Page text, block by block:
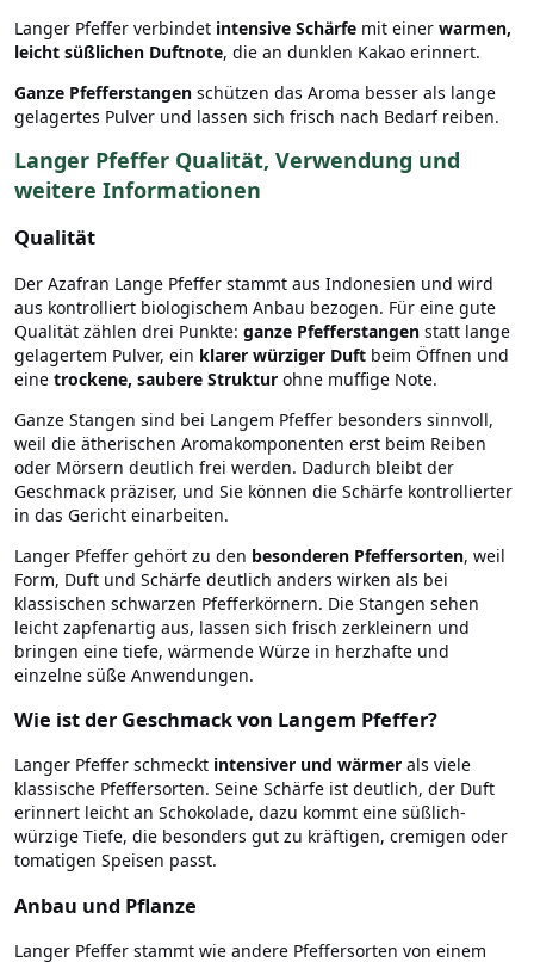
Langer Pfeffer verbindet intensive Schärfe mit einer warmen,
leicht süßlichen Duftnote, die an dunklen Kakao erinnert.
Ganze Pfefferstangen schützen das Aroma besser als lange
gelagertes Pulver und lassen sich frisch nach Bedarf reiben.
Langer Pfeffer Qualität, Verwendung und
weitere Informationen
Qualität
Der Azafran Lange Pfeffer stammt aus Indonesien und wird
aus kontrolliert biologischem Anbau bezogen. Für eine gute
Qualität zählen drei Punkte: ganze Pfefferstangen statt lange
gelagertem Pulver, ein klarer würziger Duft beim Öffnen und
eine trockene, saubere Struktur ohne muffige Note.
Ganze Stangen sind bei Langem Pfeffer besonders sinnvoll,
weil die ätherischen Aromakomponenten erst beim Reiben
oder Mörsern deutlich frei werden. Dadurch bleibt der
Geschmack präziser, und Sie können die Schärfe kontrollierter
in das Gericht einarbeiten.
Langer Pfeffer gehört zu den besonderen Pfeffersorten, weil
Form, Duft und Schärfe deutlich anders wirken als bei
klassischen schwarzen Pfefferkörnern. Die Stangen sehen
leicht zapfenartig aus, lassen sich frisch zerkleinern und
bringen eine tiefe, wärmende Würze in herzhafte und
einzelne süße Anwendungen.
Wie ist der Geschmack von Langem Pfeffer?
Langer Pfeffer schmeckt intensiver und wärmer als viele
klassische Pfeffersorten. Seine Schärfe ist deutlich, der Duft
erinnert leicht an Schokolade, dazu kommt eine süßlich-
würzige Tiefe, die besonders gut zu kräftigen, cremigen oder
tomatigen Speisen passt.
Anbau und Pflanze
Langer Pfeffer stammt wie andere Pfeffersorten von einem